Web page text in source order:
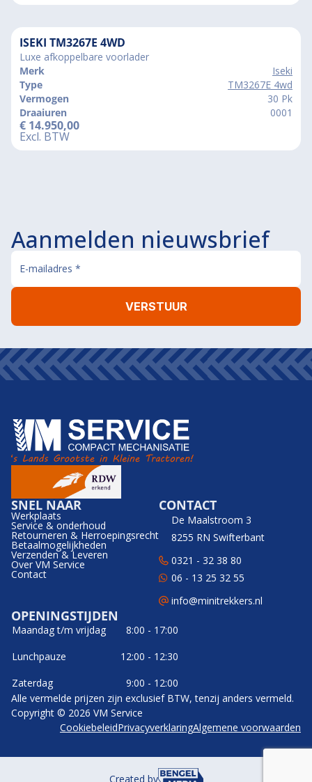
ISEKI TM3267E 4WD
Luxe afkoppelbare voorlader
Merk
Iseki
Type
TM3267E 4wd
Vermogen
30 Pk
Draaiuren
0001
€ 14.950,00
Excl. BTW
Aanmelden nieuwsbrief
SNEL NAAR
Werkplaats
Service & onderhoud
Retourneren & Herroepingsrecht
Betaalmogelijkheden
Verzenden & Leveren
Over VM Service
Contact
CONTACT
De Maalstroom 3
8255 RN Swifterbant
0321 - 32 38 80
06 - 13 25 32 55
info@minitrekkers.nl
OPENINGSTIJDEN
Maandag t/m vrijdag
8:00 - 17:00
Lunchpauze
12:00 - 12:30
Zaterdag
9:00 - 12:00
Alle vermelde prijzen zijn exclusief BTW, tenzij anders vermeld.
Copyright © 2026 VM Service
CookiebeleidPrivacyverklaringAlgemene voorwaarden
Created by